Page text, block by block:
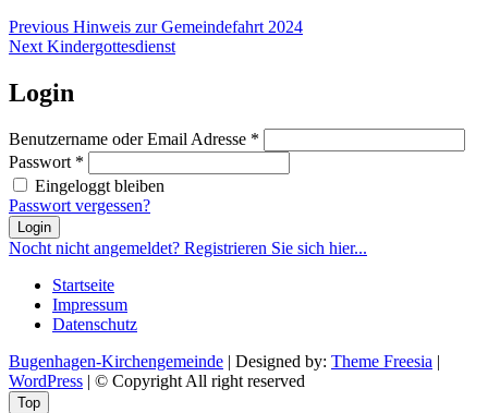
Beitragsnavigation
Previous Previous
post:
Hinweis zur Gemeindefahrt 2024
Next Next
Kindergottesdienst
Login
Benutzername oder Email Adresse *
Passwort *
Eingeloggt bleiben
Passwort vergessen?
Login
Nocht nicht angemeldet? Registrieren Sie sich hier...
Startseite
Impressum
Datenschutz
Bugenhagen-Kirchengemeinde | Designed by: Theme Freesia |
WordPress | © Copyright All right reserved
Top